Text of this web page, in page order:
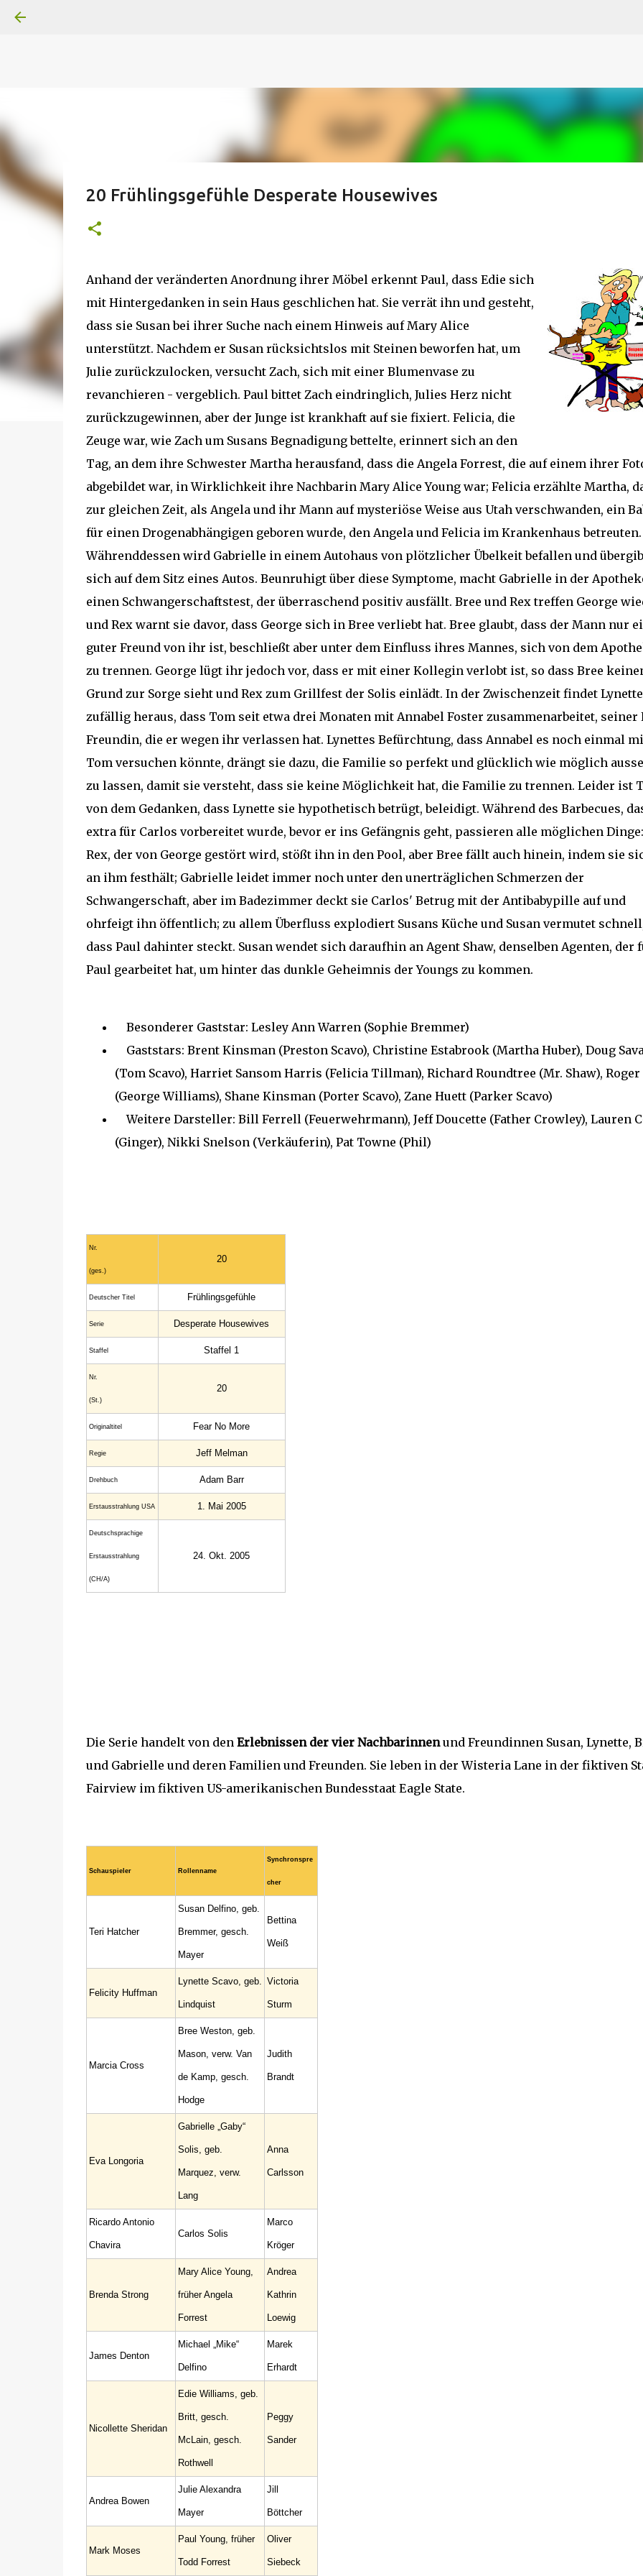
Superheldenserien
20 Frühlingsgefühle Desperate Housewives
Anhand der veränderten Anordnung ihrer Möbel erkennt Paul, dass Edie sich
mit Hintergedanken in sein Haus geschlichen hat. Sie verrät ihn und gesteht,
dass sie Susan bei ihrer Suche nach einem Hinweis auf Mary Alice
unterstützt. Nachdem er Susan rücksichtslos mit Steinen beworfen hat, um
Julie zurückzulocken, versucht Zach, sich mit einer Blumenvase zu
revanchieren - vergeblich. Paul bittet Zach eindringlich, Julies Herz nicht
zurückzugewinnen, aber der Junge ist krankhaft auf sie fixiert. Felicia, die
Zeuge war, wie Zach um Susans Begnadigung bettelte, erinnert sich an den
Tag, an dem ihre Schwester Martha herausfand, dass die Angela Forrest, die auf einem ihrer
abgebildet war, in Wirklichkeit ihre Nachbarin Mary Alice Young war; Felicia erzählte Martha,
zur gleichen Zeit, als Angela und ihr Mann auf mysteriöse Weise aus Utah verschwanden, ein
für einen Drogenabhängigen geboren wurde, den Angela und Felicia im Krankenhaus betreuten.
Währenddessen wird Gabrielle in einem Autohaus von plötzlicher Übelkeit befallen und
sich auf dem Sitz eines Autos. Beunruhigt über diese Symptome, macht Gabrielle in der
einen Schwangerschaftstest, der überraschend positiv ausfällt. Bree und Rex treffen George
und Rex warnt sie davor, dass George sich in Bree verliebt hat. Bree glaubt, dass der Mann nur
guter Freund von ihr ist, beschließt aber unter dem Einfluss ihres Mannes, sich von dem
zu trennen. George lügt ihr jedoch vor, dass er mit einer Kollegin verlobt ist, so dass Bree
Grund zur Sorge sieht und Rex zum Grillfest der Solis einlädt. In der Zwischenzeit findet Lynette
zufällig heraus, dass Tom seit etwa drei Monaten mit Annabel Foster zusammenarbeitet, seiner
Freundin, die er wegen ihr verlassen hat. Lynettes Befürchtung, dass Annabel es noch einmal
Tom versuchen könnte, drängt sie dazu, die Familie so perfekt und glücklich wie möglich
zu lassen, damit sie versteht, dass sie keine Möglichkeit hat, die Familie zu trennen. Leider ist
von dem Gedanken, dass Lynette sie hypothetisch betrügt, beleidigt. Während des Barbecues,
extra für Carlos vorbereitet wurde, bevor er ins Gefängnis geht, passieren alle möglichen Dinge:
Rex, der von George gestört wird, stößt ihn in den Pool, aber Bree fällt auch hinein, indem sie
an ihm festhält; Gabrielle leidet immer noch unter den unerträglichen Schmerzen der
Schwangerschaft, aber im Badezimmer deckt sie Carlos' Betrug mit der Antibabypille auf und
ohrfeigt ihn öffentlich; zu allem Überfluss explodiert Susans Küche und Susan vermutet
dass Paul dahinter steckt. Susan wendet sich daraufhin an Agent Shaw, denselben Agenten, der
Paul gearbeitet hat, um hinter das dunkle Geheimnis der Youngs zu kommen.
Besonderer Gaststar: Lesley Ann Warren (Sophie Bremmer)
Gaststars: Brent Kinsman (Preston Scavo), Christine Estabrook (Martha Huber), Doug
(Tom Scavo), Harriet Sansom Harris (Felicia Tillman), Richard Roundtree (Mr. Shaw), Roger
(George Williams), Shane Kinsman (Porter Scavo), Zane Huett (Parker Scavo)
Weitere Darsteller: Bill Ferrell (Feuerwehrmann), Jeff Doucette (Father Crowley), Lauren
(Ginger), Nikki Snelson (Verkäuferin), Pat Towne (Phil)
Nr.
(ges.)
20
Deutscher Titel Frühlingsgefühle
Serie Desperate Housewives
Staffel Staffel 1
Nr.
(St.)
20
Original­titel Fear No More
Regie Jeff Melman
Drehbuch Adam Barr
Erstaus­strahlung USA 1. Mai 2005
Deutsch­sprachige
Erstaus­strahlung
(CH/A)
24. Okt. 2005
Die Serie handelt von den Erlebnissen der vier Nachbarinnenund Freundinnen Susan, Lynette,
und Gabrielle und deren Familien und Freunden. Sie leben in der Wisteria Lane in der fiktiven
Fairview im fiktiven US-amerikanischen Bundesstaat Eagle State.
Schauspieler Rollenname
Synchronspre
cher
Teri Hatcher
Susan Delfino, geb.
Bremmer, gesch.
Mayer
Bettina
Weiß
Felicity Huffman
Lynette Scavo, geb.
Lindquist
Victoria
Sturm
Marcia Cross
Bree Weston, geb.
Mason, verw. Van
de Kamp, gesch.
Hodge
Judith
Brandt
Eva Longoria
Gabrielle „Gaby“
Solis, geb.
Marquez, verw.
Lang
Anna
Carlsson
Ricardo Antonio
Chavira
Carlos Solis
Marco
Kröger
Brenda Strong
Mary Alice Young,
früher Angela
Forrest
Andrea
Kathrin
Loewig
James Denton
Michael „Mike“
Delfino
Marek
Erhardt
Nicollette Sheridan
Edie Williams, geb.
Britt, gesch.
McLain, gesch.
Rothwell
Peggy
Sander
Andrea Bowen
Julie Alexandra
Mayer
Jill
Böttcher
Mark Moses
Paul Young, früher
Todd Forrest
Oliver
Siebeck